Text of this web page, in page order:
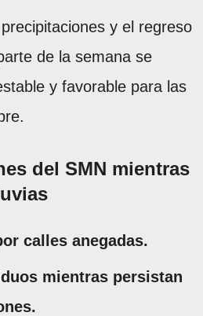
y el regreso
de la semana se
y favorable para las
del SMN mientras
calles anegadas.
mientras persistan